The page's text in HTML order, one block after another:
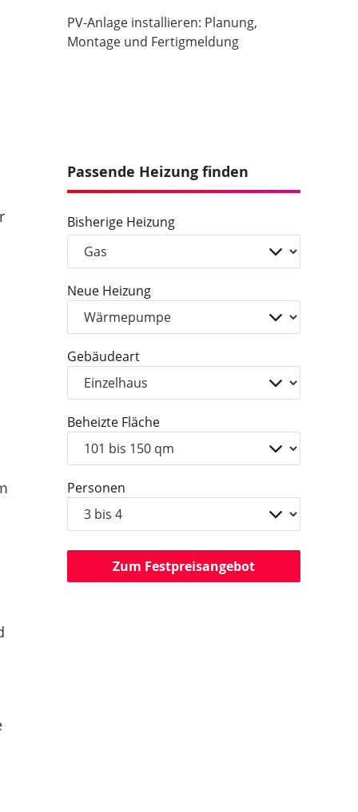
PV-Anlage installieren: Planung,
Montage und Fertigmeldung
Passende Heizung finden
Bisherige Heizung
Neue Heizung
Gebäudeart
Beheizte Fläche
Personen
Zum Festpreisangebot